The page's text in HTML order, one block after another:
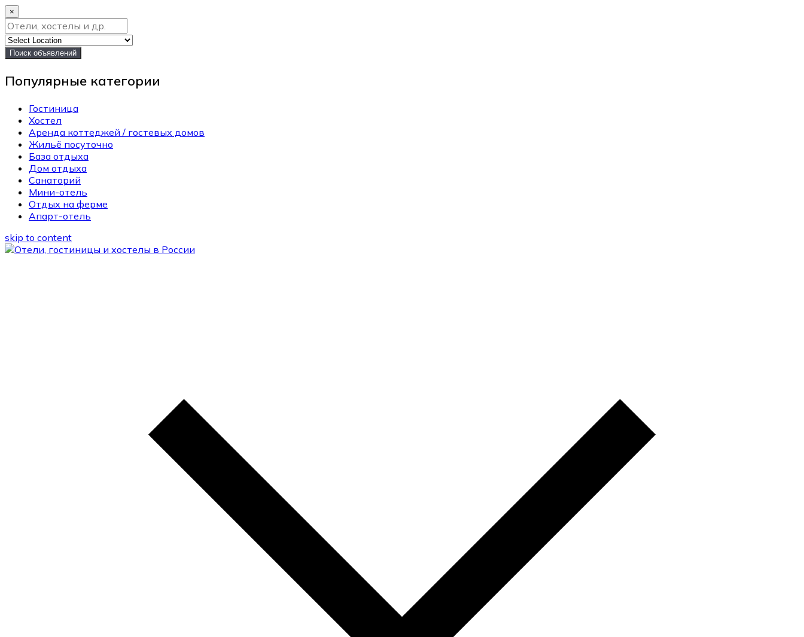
×
Поиск объявлений
Популярные категории
Гостиница
Хостел
Аренда коттеджей / гостевых домов
Жильё посуточно
База отдыха
Дом отдыха
Санаторий
Мини-отель
Отдых на ферме
Апарт-отель
skip to content